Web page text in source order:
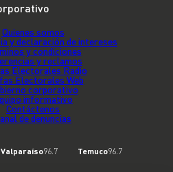
Quienes somos
y declaración de intereses
y condiciones
y reclamos
Electorales Radio
Electorales Web
corporativo
informativo
Contáctenos
de denuncias
Valparaíso96.7 Temuco96.7